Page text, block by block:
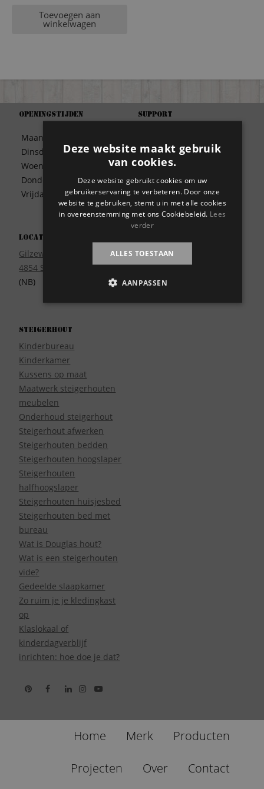
Toevoegen aan
winkelwagen
Openingstijden
Maandag
Dinsdag
Woensdag
Donderdag
Vrijdag
09:30 – 17:00
09:30 – 17:00
09:30 – 17:00
09:30 – 17:00
Locatie
Gilzeweg 17
4854 SE Bavel
(NB)
Support
Betaalwijze
Bezorgen
Disclaimer
Garantie
Meest gestelde vragen
Privacy
Wie zijn wij?
Steigerhout
Kinderbureau
Kinderkamer
Kussens op maat
Maatwerk steigerhouten
meubelen
Onderhoud steigerhout
Steigerhout afwerken
Steigerhouten bedden
Steigerhouten hoogslaper
Steigerhouten
halfhoogslaper
Steigerhouten huisjesbed
Steigerhouten bed met
bureau
Wat is Douglas hout?
Wat is een steigerhouten
vide?
Gedeelde slaapkamer
Zo ruim je je kledingkast
op
Klaslokaal of
kinderdagverblijf
inrichten: hoe doe je dat?
Home Merk Producten
Projecten Over Contact
Deze website maakt gebruik
van cookies.
Deze website gebruikt cookies om uw
gebruikerservaring te verbeteren. Door onze
website te gebruiken, stemt u in met alle cookies
in overeenstemming met ons Cookiebeleid. Lees
verder
ALLES TOESTAAN
AANPASSEN